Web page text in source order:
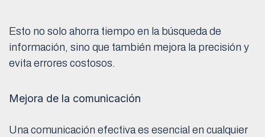
Esto no solo ahorra tiempo en la búsqueda de
información, sino que también mejora la precisión y
evita errores costosos.
Mejora de la comunicación
Una comunicación efectiva es esencial en cualquier